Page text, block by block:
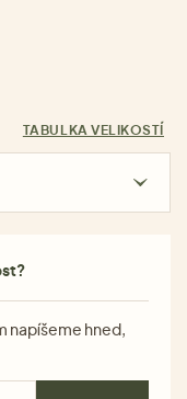
TABULKA VELIKOSTÍ
napíšeme hned,